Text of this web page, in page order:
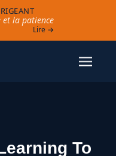
et la patience
Lire →
To